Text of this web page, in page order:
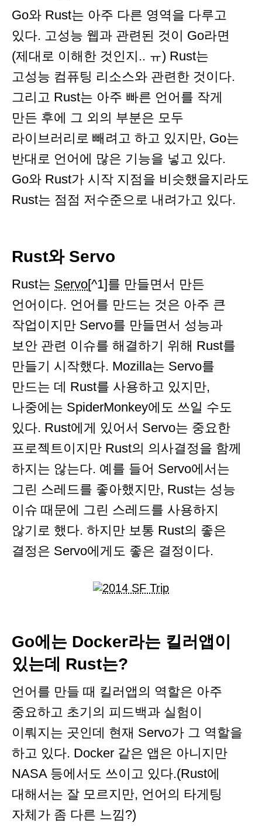
Go와 Rust는 아주 다른 영역을 다루고
있다. 고성능 웹과 관련된 것이 Go라면
(제대로 이해한 것인지.. ㅠ) Rust는
고성능 컴퓨팅 리소스와 관련한 것이다.
그리고 Rust는 아주 빠른 언어를 작게
만든 후에 그 외의 부분은 모두
라이브러리로 빼려고 하고 있지만, Go는
반대로 언어에 많은 기능을 넣고 있다.
Go와 Rust가 시작 지점을 비슷했을지라도
Rust는 점점 저수준으로 내려가고 있다.
Rust와 Servo
Rust는 Servo[^1]를 만들면서 만든
언어이다. 언어를 만드는 것은 아주 큰
작업이지만 Servo를 만들면서 성능과
보안 관련 이슈를 해결하기 위해 Rust를
만들기 시작했다. Mozilla는 Servo를
만드는 데 Rust를 사용하고 있지만,
나중에는 SpiderMonkey에도 쓰일 수도
있다. Rust에게 있어서 Servo는 중요한
프로젝트이지만 Rust의 의사결정을 함께
하지는 않는다. 예를 들어 Servo에서는
그린 스레드를 좋아했지만, Rust는 성능
이슈 때문에 그린 스레드를 사용하지
않기로 했다. 하지만 보통 Rust의 좋은
결정은 Servo에게도 좋은 결정이다.
Go에는 Docker라는 킬러앱이
있는데 Rust는?
언어를 만들 때 킬러앱의 역할은 아주
중요하고 초기의 피드백과 실험이
이뤄지는 곳인데 현재 Servo가 그 역할을
하고 있다. Docker 같은 앱은 아니지만
NASA 등에서도 쓰이고 있다.(Rust에
대해서는 잘 모르지만, 언어의 타게팅
자체가 좀 다른 느낌?)